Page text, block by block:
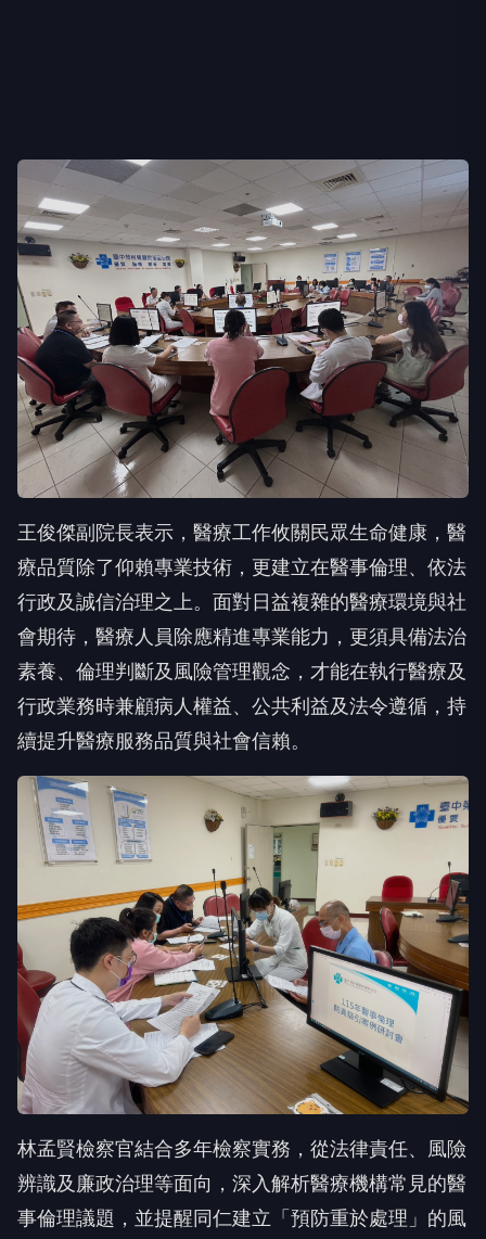
王俊傑副院長表示，醫療工作攸關民眾生命健康，醫
療品質除了仰賴專業技術，更建立在醫事倫理、依法
行政及誠信治理之上。面對日益複雜的醫療環境與社
會期待，醫療人員除應精進專業能力，更須具備法治
素養、倫理判斷及風險管理觀念，才能在執行醫療及
行政業務時兼顧病人權益、公共利益及法令遵循，持
續提升醫療服務品質與社會信賴。
林孟賢檢察官結合多年檢察實務，從法律責任、風險
辨識及廉政治理等面向，深入解析醫療機構常見的醫
事倫理議題，並提醒同仁建立「預防重於處理」的風